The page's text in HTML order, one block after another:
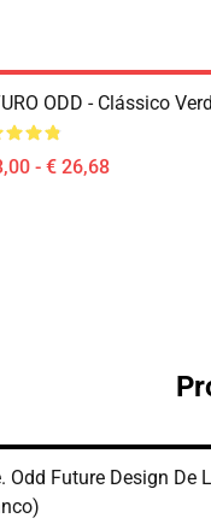
ODD - Clássico
- € 26,68
Odd Future Design De